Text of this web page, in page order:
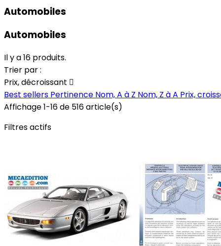
Automobiles
Automobiles
Il y a 16 produits.
Trier par :
Prix, décroissant 
Best sellers Pertinence Nom, A à Z Nom, Z à A Prix,
Affichage 1-16 de 516 article(s)
Filtres actifs